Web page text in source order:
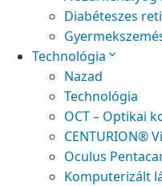
Diabéteszes
Technológia
Nazad
Technológia
OCT – Optikai
CENTURION®
Oculus
Komputerizált